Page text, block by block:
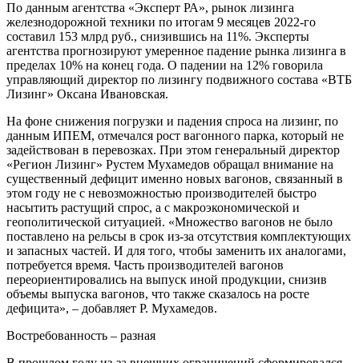
По данным агентства «Эксперт РА», рынок лизинга
железнодорожной техники по итогам 9 месяцев 2022-го
составил 153 млрд руб., снизившись на 11%. Эксперты
агентства прогнозируют умеренное падение рынка лизинга в
пределах 10% на конец года. О падении на 12% говорила
управляющий директор по лизингу подвижного состава «ВТБ
Лизинг» Оксана Ивановская.
На фоне снижения погрузки и падения спроса на лизинг, по
данным ИПЕМ, отмечался рост вагонного парка, который не
задействован в перевозках. При этом генеральный директор
«Регион Лизинг» Рустем Мухамедов обращал внимание на
существенный дефицит именно новых вагонов, связанный в
этом году не с невозможностью производителей быстро
насытить растущий спрос, а с макроэкономической и
геополитической ситуацией. «Множество вагонов не было
поставлено на рельсы в срок из-за отсутствия комплектующих
и запасных частей. И для того, чтобы заменить их аналогами,
потребуется время. Часть производителей вагонов
переориентировались на выпуск иной продукции, снизив
объемы выпуска вагонов, что также сказалось на росте
дефицита», – добавляет Р. Мухамедов.
Востребованность – разная